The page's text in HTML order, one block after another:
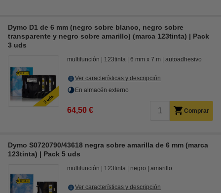
Dymo D1 de 6 mm (negro sobre blanco, negro sobre
transparente y negro sobre amarillo) (marca 123tinta) | Pack
3 uds
multifunción 123tinta 6 mm x 7 m autoadhesivo
Ver características y descripción
En almacén externo
64,50 € Comprar
Dymo S0720790/43618 negra sobre amarilla de 6 mm (marca
123tinta) | Pack 5 uds
multifunción 123tinta negro amarillo
Ver características y descripción